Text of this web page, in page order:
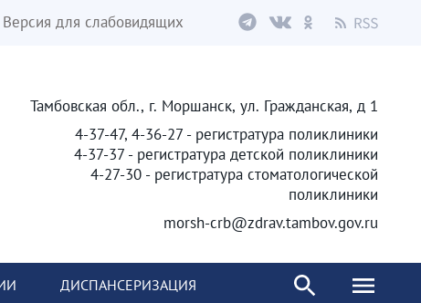
Версия для слабовидящих
Тамбовская обл., г. Моршанск, ул. Гражданская, д 1
4-37-47, 4-36-27 - регистратура поликлиники
4-37-37 - регистратура детской поликлиники
4-27-30 - регистратура стоматологической
поликлиники
morsh-crb@zdrav.tambov.gov.ru
ДИСПАНСЕРИЗАЦИЯ